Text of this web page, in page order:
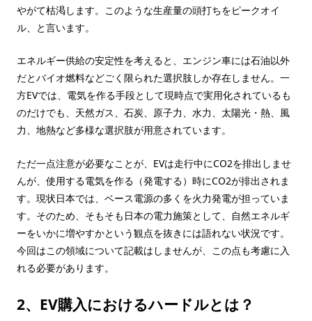
やがて枯渇します。このような生産量の頭打ちをピークオイ
ル、と言います。
エネルギー供給の安定性を考えると、エンジン車には石油以外
だとバイオ燃料などごく限られた選択肢しか存在しません。一
方EVでは、電気を作る手段として現時点で実用化されているも
のだけでも、天然ガス、石炭、原子力、水力、太陽光・熱、風
力、地熱など多様な選択肢が用意されています。
ただ一点注意が必要なことが、EVは走行中にCO2を排出しませ
んが、使用する電気を作る（発電する）時にCO2が排出されま
す。現状日本では、ベース電源の多くを火力発電が担っていま
す。そのため、そもそも日本の電力施策として、自然エネルギ
ーをいかに増やすかという観点を抜きには語れない状況です。
今回はこの領域について記載はしませんが、この点も考慮に入
れる必要があります。
2、EV購入におけるハードルとは？